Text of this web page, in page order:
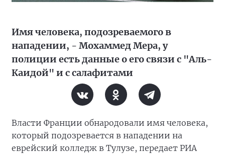
Имя человека, подозреваемого в
нападении, - Мохаммед Мера, у
полиции есть данные о его связи с "Аль-
Каидой" и с салафитами
Власти Франции обнародовали имя человека,
который подозревается в нападении на
еврейский колледж в Тулузе, передает РИА